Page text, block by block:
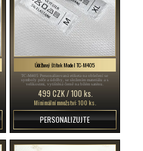
Údržbový štítek Model TC-M405
TC-M405 Personalizovaná etiketa na oblečení se
symboly péče a údržby, se složením materiálu a s
velikostmi, vytištěná černě na bílém saténu.
499 CZK / 100 ks.
Minimální množství: 100 ks.
PERSONALIZUJTE